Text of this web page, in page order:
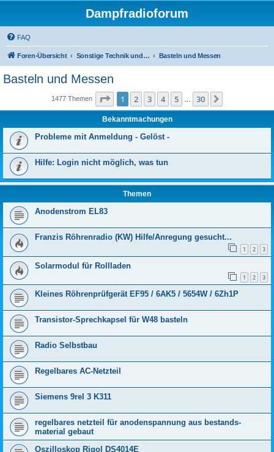
Dampfradioforum
FAQ
Foren-Übersicht Sonstige Technik und Unterhaltungselektronik Basteln und Messen
Basteln und Messen
1477 Themen Seite 1von 30
1 2 3 4 5 30
Bekanntmachungen
Probleme mit Anmeldung - Gelöst -
Hilfe: Login nicht möglich, was tun
Themen
Anodenstrom EL83
Franzis Röhrenradio (KW) Hilfe/Anregung gesucht...
1 2 3
Solarmodul für Rollladen
1 2 3
Kleines Röhrenprüfgerät EF95 / 6AK5 / 5654W / 6Zh1P
Transistor-Sprechkapsel für W48 basteln
Radio Selbstbau
Regelbares AC-Netzteil
Siemens 9rel 3 K311
regelbares netzteil für anodenspannung aus bestands-
material gebaut
Oszilloskop Rigol DS4014E